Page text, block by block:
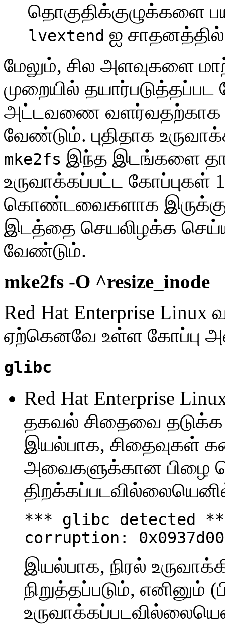
தொகுதிக்குழுக்களை
lvextend ஐ
மேலும், சில அளவுகளை
முறையில்
அட்டவணை வளர்வதற்காக
வேண்டும். புதிதாக
mke2fs இந்த இடங்களை
உருவாக்கப்பட்ட கோப்புகள்
கொண்டவைகளாக
இடத்தை செயலிழக்க
வேண்டும்.
mke2fs -O ^resize_inode
Red Hat Enterprise Linux
ஏற்கெனவே உள்ள கோப்பு
glibc
Red Hat Enterprise
தகவல் சிதைவை
இயல்பாக, சிதைவுகள்
அவைகளுக்கான பிழை
*** glibc detected
corruption:
இயல்பாக, நிரல்
நிறுத்தப்படும், எனினும்